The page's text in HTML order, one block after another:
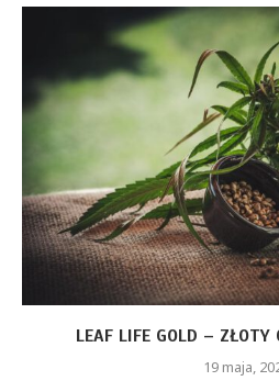
LEAF LIFE GOLD – ZŁOTY
19 maja,